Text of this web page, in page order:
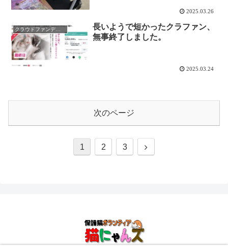
2025.03.26
長いようで短かったクラファン、
無事終了しました。
2025.03.24
次のページ
1 2 3
次